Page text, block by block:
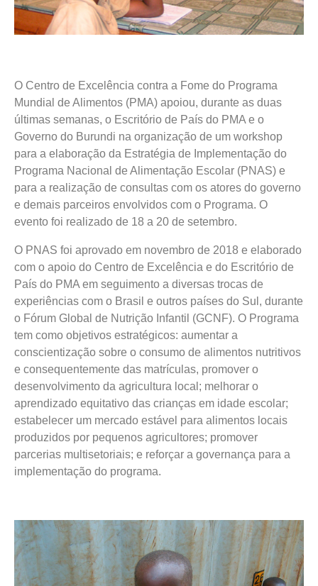
O Centro de Excelência contra a Fome do Programa
Mundial de Alimentos (PMA) apoiou, durante as duas
últimas semanas, o Escritório de País do PMA e o
Governo do Burundi na organização de um workshop
para a elaboração da Estratégia de Implementação do
Programa Nacional de Alimentação Escolar (PNAS) e
para a realização de consultas com os atores do governo
e demais parceiros envolvidos com o Programa. O
evento foi realizado de 18 a 20 de setembro.
O PNAS foi aprovado em novembro de 2018 e elaborado
com o apoio do Centro de Excelência e do Escritório de
País do PMA em seguimento a diversas trocas de
experiências com o Brasil e outros países do Sul, durante
o Fórum Global de Nutrição Infantil (GCNF). O Programa
tem como objetivos estratégicos: aumentar a
conscientização sobre o consumo de alimentos nutritivos
e consequentemente das matrículas, promover o
desenvolvimento da agricultura local; melhorar o
aprendizado equitativo das crianças em idade escolar;
estabelecer um mercado estável para alimentos locais
produzidos por pequenos agricultores; promover
parcerias multisetoriais; e reforçar a governança para a
implementação do programa.